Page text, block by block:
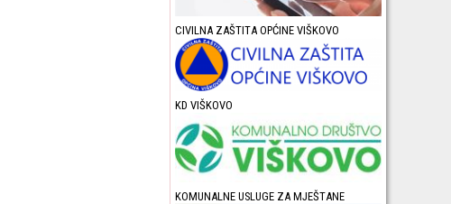
CIVILNA ZAŠTITA OPĆINE VIŠKOVO
KD VIŠKOVO
KOMUNALNE USLUGE ZA MJEŠTANE